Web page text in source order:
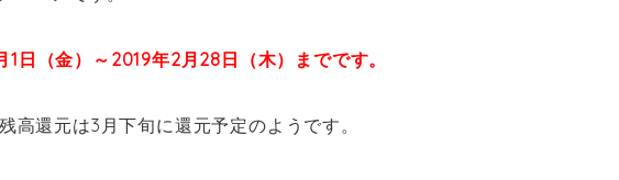
1日（金）～2019年2月28日（木）までです。
高還元は3月下旬に還元予定のようです。